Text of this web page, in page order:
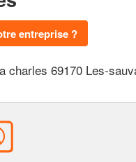
entreprise ?
charles 69170 Les-